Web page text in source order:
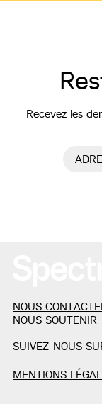
Recevez les
NOUS
NOUS SOUTENIR
SUIVEZ-NOUS
MENTIONS